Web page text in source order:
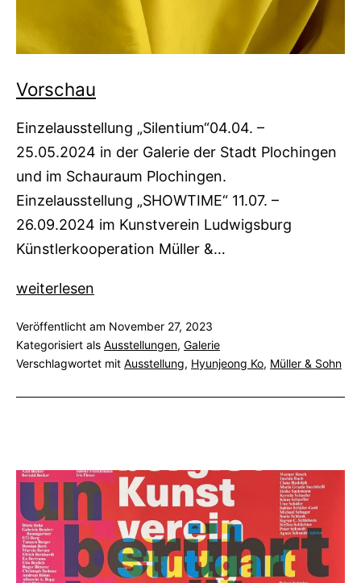
Vorschau
Einzelausstellung „Silentium“04.04. –
25.05.2024 in der Galerie der Stadt Plochingen
und im Schauraum Plochingen.
Einzelausstellung „SHOWTIME“ 11.07. –
26.09.2024 im Kunstverein Ludwigsburg
Künstlerkooperation Müller &…
Vorschau
weiterlesen
Veröffentlicht am November 27, 2023
Kategorisiert als Ausstellungen, Galerie
Verschlagwortet mit Ausstellung, Hyunjeong Ko, Müller & Sohn